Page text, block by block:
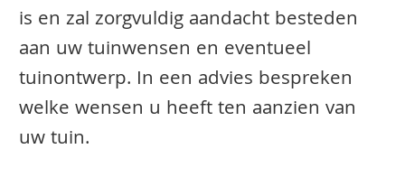
is en zal zorgvuldig aandacht besteden
aan uw tuinwensen en eventueel
tuinontwerp. In een advies bespreken
welke wensen u heeft ten aanzien van
uw tuin.